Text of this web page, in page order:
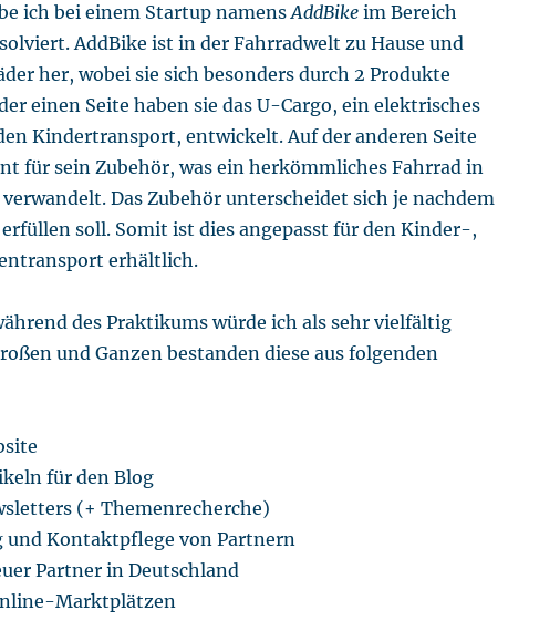
ich bei einem Startup namensAddBike im Bereich
AddBike ist in der Fahrradwelt zu Hause und
her, wobei sie sich besonders durch 2 Produkte
einen Seite haben sie das U-Cargo, ein elektrisches
Kindertransport, entwickelt. Auf der anderen Seite
für sein Zubehör, was ein herkömmliches Fahrrad in
Das Zubehör unterscheidet sich je nachdem
erfüllen soll. Somit ist dies angepasst für den Kinder-,
erhältlich.
des Praktikums würde ich als sehr vielfältig
und Ganzen bestanden diese aus folgenden
für den Blog
(+ Themenrecherche)
und Kontaktpflege von Partnern
Partner in Deutschland
Marktplätzen